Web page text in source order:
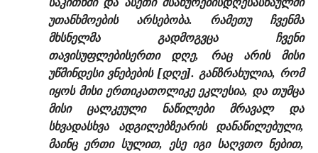
უთანხმოების არსებობა. რამეთუ ჩვენმა
მხსნელმა გადმოგვცა ჩვენი
თავისუფლებისერთი დღე, რაც არის მისი
უწმინდესი ვნებების [დღე]. განზრახულია, რომ
იყოს მისი ერთიკათოლიკე ეკლესია, და თუმცა
მისი ცალკეული ნაწილები მრავალ და
სხვადასხვა ადგილებზეარის დანაწილებული,
მაინც ერთი სულით, ესე იგი საღვთო ნებით,